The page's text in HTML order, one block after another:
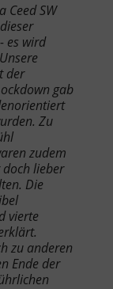
Ceed SW
es wird
der
gab
Zu
zudem
lieber
Die
vierte
zu anderen
Ende der